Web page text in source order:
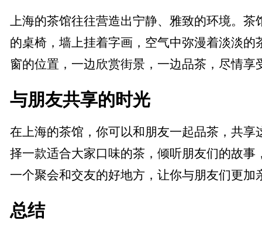
上海的茶馆往往营造出宁静、雅致的环境。茶
的桌椅，墙上挂着字画，空气中弥漫着淡淡的
窗的位置，一边欣赏街景，一边品茶，尽情享
与朋友共享的时光
在上海的茶馆，你可以和朋友一起品茶，共享
择一款适合大家口味的茶，倾听朋友们的故事
一个聚会和交友的好地方，让你与朋友们更加
总结